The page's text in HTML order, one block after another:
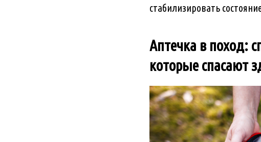
стабилизировать
Аптечка в поход:
которые спасают